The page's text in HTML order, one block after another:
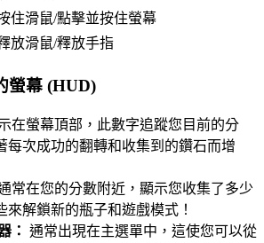
住滑鼠/點擊並按住螢幕
放滑鼠/釋放手指
螢幕 (HUD)
在螢幕頂部，此數字追蹤您目前的分
每次成功的翻轉和收集到的鑽石而增
常在您的分數附近，顯示您收集了多少
來解鎖新的瓶子和遊戲模式！
： 通常出現在主選單中，這使您可以從